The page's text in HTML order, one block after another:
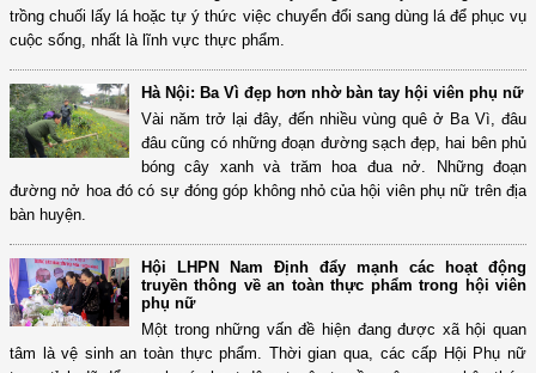
trồng chuối lấy lá hoặc tự ý thức việc chuyển đổi sang dùng lá để phục vụ
cuộc sống, nhất là lĩnh vực thực phẩm.
Hà Nội: Ba Vì đẹp hơn nhờ bàn tay hội viên phụ nữ
Vài năm trở lại đây, đến nhiều vùng quê ở Ba Vì, đâu
đâu cũng có những đoạn đường sạch đẹp, hai bên phủ
bóng cây xanh và trăm hoa đua nở. Những đoạn
đường nở hoa đó có sự đóng góp không nhỏ của hội viên phụ nữ trên địa
bàn huyện.
Hội LHPN Nam Định đẩy mạnh các hoạt động
truyền thông về an toàn thực phẩm trong hội viên
phụ nữ
Một trong những vấn đề hiện đang được xã hội quan
tâm là vệ sinh an toàn thực phẩm. Thời gian qua, các cấp Hội Phụ nữ